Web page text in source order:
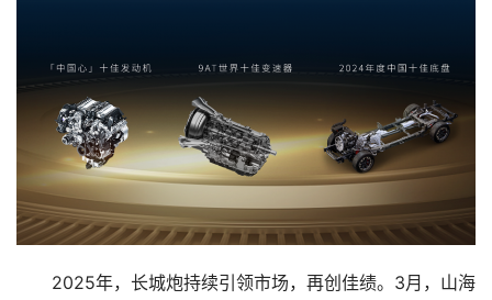
2025年，长城炮持续引领市场，再创佳绩。3月，山海